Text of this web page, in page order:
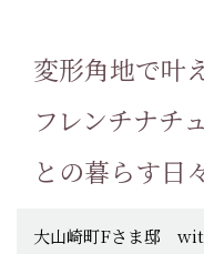
変形角地で叶
フレンチナチ
との暮らす日
大山崎町Fさま邸